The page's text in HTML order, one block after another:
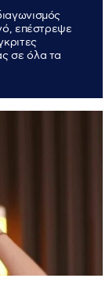
επέστρεψε
σε όλα τα